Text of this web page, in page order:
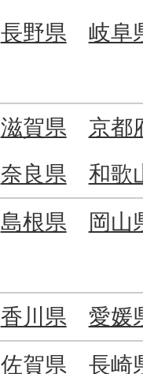
長野県
岐阜
滋賀県
京都
奈良県 和歌
島根県
岡山
香川県
愛媛
佐賀県 長崎